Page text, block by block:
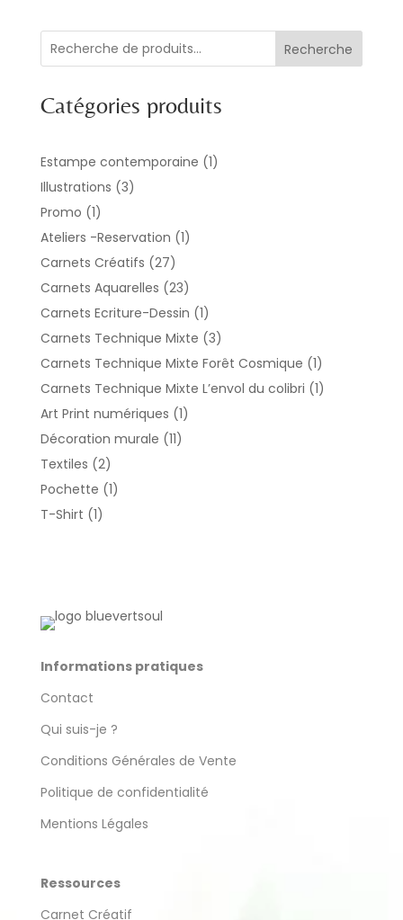
45,00€
à
Recherche
Catégories produits
Estampe contemporaine 11
Illustrations 33
Promo 11
produit
Ateliers -Reservation 11
Carnets Créatifs 2727
produits
Carnets Aquarelles 2323
produits
Carnets Ecriture-Dessin 11
produit
Carnets Technique Mixte 33
produits
Carnets Technique Mixte Forêt Cosmique 11
produit
Carnets Technique Mixte L’envol du colibri 11
Art Print numériques 11
Décoration murale 1111
Textiles 22
produits
Pochette 11
T-Shirt 11
Informations pratiques
Contact
Qui suis-je ?
Conditions Générales de Vente
Politique de confidentialité
Mentions Légales
Ressources
Carnet Créatif